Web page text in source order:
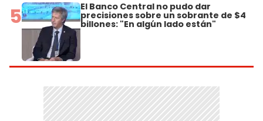
5 El Banco Central no pudo dar
precisiones sobre un sobrante de $4
billones: "En algún lado están"